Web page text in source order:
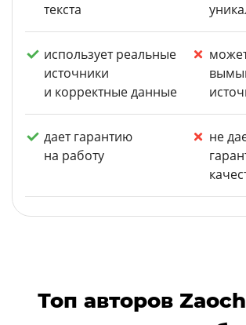
текста
использует реальные
источники
и корректные данные
дает гарантию
на работу
не
Топ авторов